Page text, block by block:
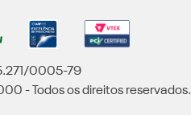
0005-79
- Todos os direitos reservados.